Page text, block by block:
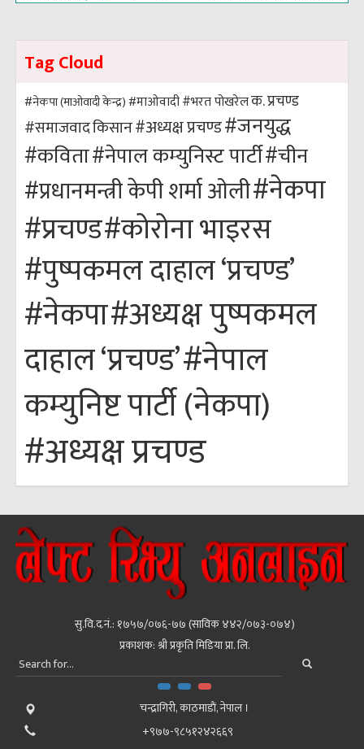
Tag Cloud
#नेकपा (माओवादी केन्द्र) #माओवादी#भरत पोखरेलक. प्रचण्ड
#समाजवादकिसान#अध्यक्ष प्रचण्ड#जनयुद्ध
#कविता#नेपाल कम्युनिस्ट पार्टी#चीन
#प्रधानमन्त्री केपी शर्मा ओली#नेकपा
#प्रचण्ड#कोरोना भाइरस
#पुष्पकमल दाहाल ‘प्रचण्ड’
#नेकपा#अध्यक्ष पुष्पकमल
दाहाल ‘प्रचण्ड’#नेपाल
कम्युनिष्ट पार्टी (नेकपा)
#अध्यक्ष प्रचण्ड
सु.वि.द.नं.: १७५७/०७६-७७ (साविक ४४२/०७३-०७४)
प्रकाशक: श्री प्रकृति मिडिया प्रा. लि.
चन्द्रागिरी, काठमाडाैं, नेपाल ।
+९७७-९८५१२४२६६९